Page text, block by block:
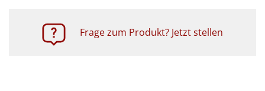
Frage zum Produkt? Jetzt stellen